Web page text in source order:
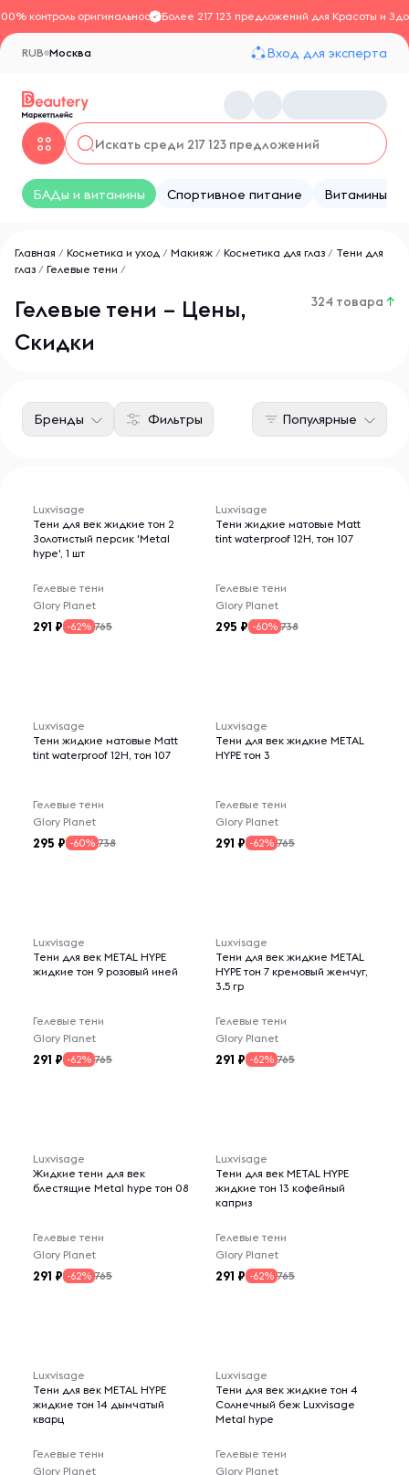
контроль оригинальностиБолее 217 123 предложений для Красоты и
Москва
RUB Вход для эксперта
БАДы и витамины Спортивное питание Витамины
Главная / Косметика и уход / Макияж / Косметика для глаз / Тени для
глаз / Гелевые тени /
Гелевые тени – Цены,
Скидки
324 товара ↑
Фильтры
Бренды Популярные
Luxvisage
Тени для век жидкие тон 2
Золотистый персик 'Metal
hype', 1 шт
Гелевые тени
Glory Planet
291 -62% 765
Luxvisage
Тени жидкие матовые Matt
tint waterproof 12H, тон 107
Гелевые тени
Glory Planet
295 -60% 738
Luxvisage
Тени жидкие матовые Matt
tint waterproof 12H, тон 107
Гелевые тени
Glory Planet
295 -60% 738
Luxvisage
Тени для век жидкие METAL
HYPE тон 3
Гелевые тени
Glory Planet
291 -62% 765
Luxvisage
Тени для век METAL HYPE
жидкие тон 9 розовый иней
Гелевые тени
Glory Planet
291 -62% 765
Luxvisage
Тени для век жидкие METAL
HYPE тон 7 кремовый жемчуг,
3.5 гр
Гелевые тени
Glory Planet
291 -62% 765
Luxvisage
Жидкие тени для век
блестящие Metal hype тон 08
Гелевые тени
Glory Planet
291 -62% 765
Luxvisage
Тени для век METAL HYPE
жидкие тон 13 кофейный
каприз
Гелевые тени
Glory Planet
291 -62% 765
Luxvisage
Тени для век METAL HYPE
жидкие тон 14 дымчатый
кварц
Гелевые тени
Glory Planet
Luxvisage
Тени для век жидкие тон 4
Солнечный беж Luxvisage
Metal hype
Гелевые тени
Glory Planet